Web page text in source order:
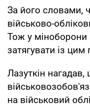
За його словами,
військово-
Тож у міноборони
затягувати із
Лазуткін
на військовий